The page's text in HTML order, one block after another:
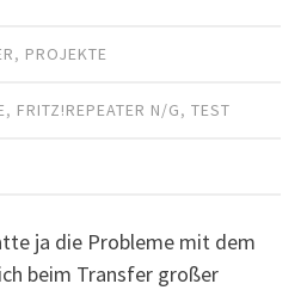
, PROJEKTE
, FRITZ!REPEATER N/G,TEST
ja die Probleme mit dem
beim Transfer großer